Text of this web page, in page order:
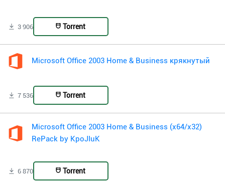
3 906 Torrent
Microsoft Office 2003 Home & Business крякнутый
7 536 Torrent
Microsoft Office 2003 Home & Business (x64/x32)
RePack by KpoJIuK
6 870 Torrent